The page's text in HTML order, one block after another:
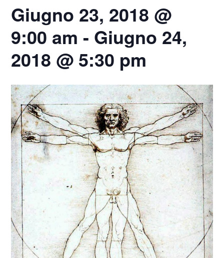
Giugno 23, 2018 @
9:00 am - Giugno 24,
2018 @ 5:30 pm